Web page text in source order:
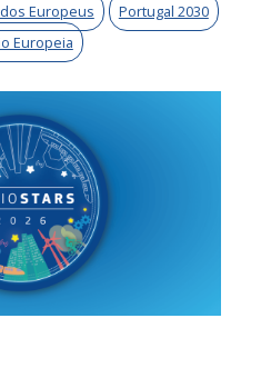
Europeus
Portugal 2030
Europeia